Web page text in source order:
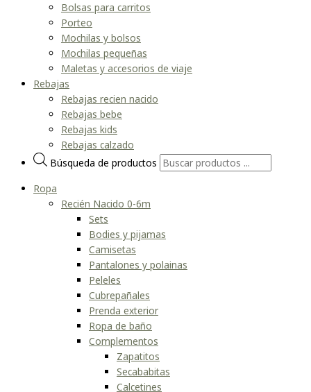
Bolsas para carritos
Porteo
Mochilas y bolsos
Mochilas pequeñas
Maletas y accesorios de viaje
Rebajas
Rebajas recien nacido
Rebajas bebe
Rebajas kids
Rebajas calzado
Búsqueda de productos
Ropa
Recién Nacido 0-6m
Sets
Bodies y pijamas
Camisetas
Pantalones y polainas
Peleles
Cubrepañales
Prenda exterior
Ropa de baño
Complementos
Zapatitos
Secababitas
Calcetines